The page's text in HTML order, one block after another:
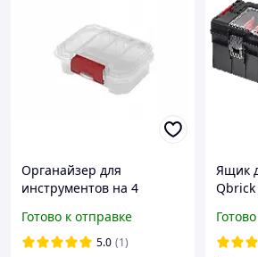
Органайзер для
инструментов на 4
Regular Compact
Organizer S TRA
Готово к отправке
5.0 (1)
Ящик
Qbrick